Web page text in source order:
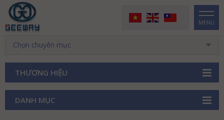
MENU
Chọn chuyên mục
THƯƠNG HIỆU
DANH MỤC